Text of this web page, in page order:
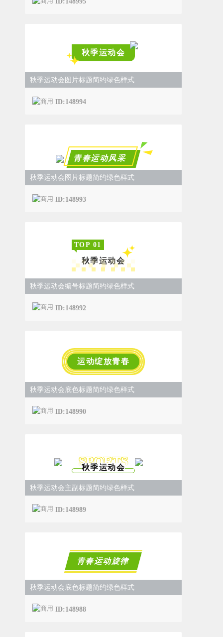
秋季运动会
秋季运动会图片标题简约绿色样式
ID:148994
青春运动风采
秋季运动会图片标题简约绿色样式
ID:148993
TOP 01
秋季运动会
秋季运动会编号标题简约绿色样式
ID:148992
运动绽放青春
秋季运动会底色标题简约绿色样式
ID:148990
SPORTS
秋季运动会
秋季运动会主副标题简约绿色样式
ID:148989
青春运动旋律
秋季运动会底色标题简约绿色样式
ID:148988